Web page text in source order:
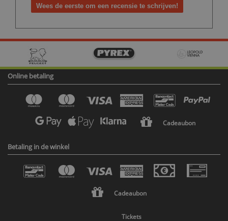
Wees de eerste om een recensie te schrijven!
Online betaling
Cadeaubon
Betaling in de winkel
Cadeaubon
Tickets